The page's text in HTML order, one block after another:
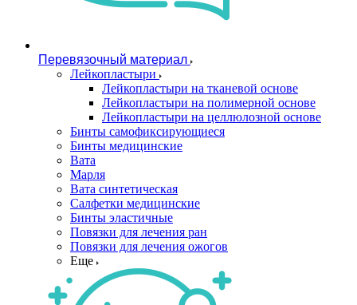
Перевязочный материал
Лейкопластыри
Лейкопластыри на тканевой основе
Лейкопластыри на полимерной основе
Лейкопластыри на целлюлозной основе
Бинты самофиксирующиеся
Бинты медицинские
Вата
Марля
Вата синтетическая
Салфетки медицинские
Бинты эластичные
Повязки для лечения ран
Повязки для лечения ожогов
Еще